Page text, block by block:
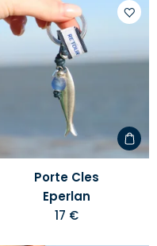
à
Porte Cles
Eperlan
17 €